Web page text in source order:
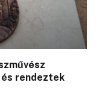
rendeztek